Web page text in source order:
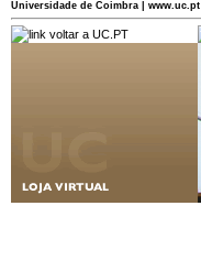
Universidade de Coimbra | www.uc.pt